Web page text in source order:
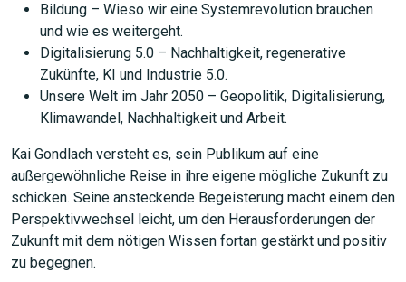
Bildung – Wieso wir eine Systemrevolution brauchen
und wie es weitergeht.
Digitalisierung 5.0 – Nachhaltigkeit, regenerative
Zukünfte, KI und Industrie 5.0.
Unsere Welt im Jahr 2050 – Geopolitik, Digitalisierung,
Klimawandel, Nachhaltigkeit und Arbeit.
Kai Gondlach versteht es, sein Publikum auf eine
außergewöhnliche Reise in ihre eigene mögliche Zukunft zu
schicken. Seine ansteckende Begeisterung macht einem den
Perspektivwechsel leicht, um den Herausforderungen der
Zukunft mit dem nötigen Wissen fortan gestärkt und positiv
zu begegnen.